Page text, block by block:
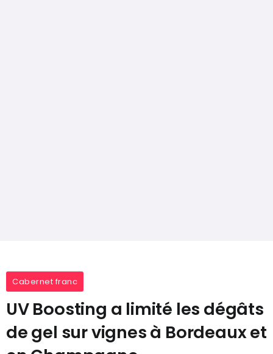
Cabernet franc
UV Boosting a limité les dégâts
de gel sur vignes à Bordeaux et